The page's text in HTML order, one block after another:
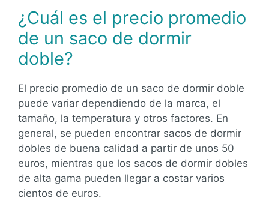
¿Cuál es el precio promedio
de un saco de dormir
doble?
El precio promedio de un saco de dormir doble
puede variar dependiendo de la marca, el
tamaño, la temperatura y otros factores. En
general, se pueden encontrar sacos de dormir
dobles de buena calidad a partir de unos 50
euros, mientras que los sacos de dormir dobles
de alta gama pueden llegar a costar varios
cientos de euros.